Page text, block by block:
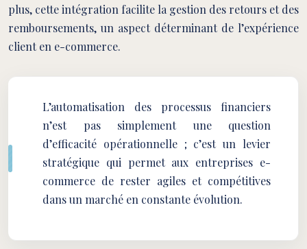
plus, cette intégration facilite la gestion des retours et des
remboursements, un aspect déterminant de l’expérience
client en e-commerce.
L’automatisation des processus financiers
n’est pas simplement une question
d’efficacité opérationnelle ; c’est un levier
stratégique qui permet aux entreprises e-
commerce de rester agiles et compétitives
dans un marché en constante évolution.